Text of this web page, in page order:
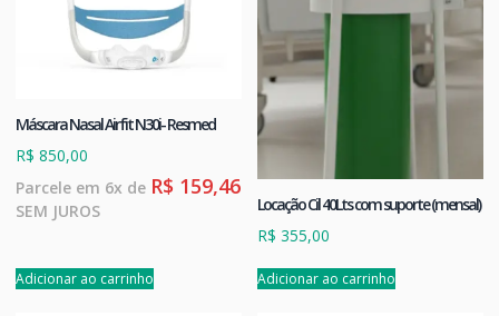
Máscara Nasal Airfit N30i- Resmed
R$ 850,00
Parcele em 6x de R$ 159,46
SEM JUROS
Adicionar ao carrinho
Locação Cil 40Lts com suporte (mensal)
R$ 355,00
Adicionar ao carrinho